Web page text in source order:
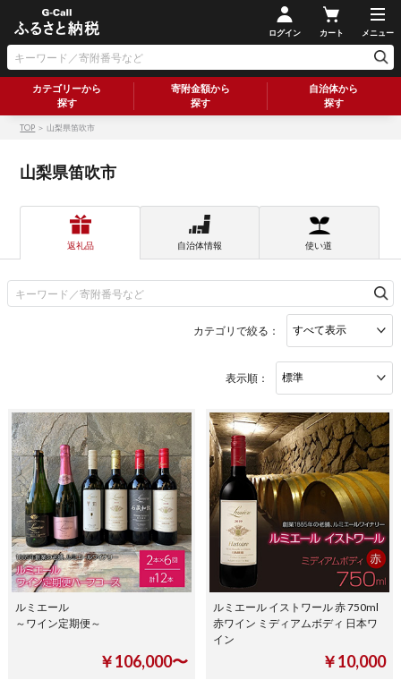
ログイン カート メニュー
カテゴリーから
探す
寄附金額から
探す
自治体から
探す
TOP ＞ 山梨県笛吹市
山梨県笛吹市
返礼品 自治体情報 使い道
カテゴリで絞る：
表示順：
ルミエール
～ワイン定期便～
￥106,000〜
ルミエール イストワール 赤 750ml
赤ワイン ミディアムボディ 日本ワ
イン
￥10,000